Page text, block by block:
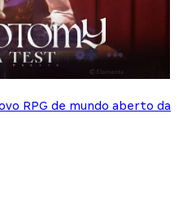
RPG de mundo aberto da